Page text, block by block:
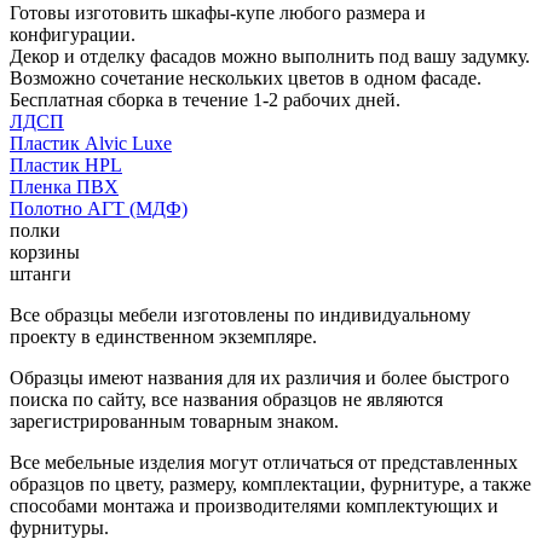
Готовы изготовить шкафы-купе любого размера и
конфигурации.
Декор и отделку фасадов можно выполнить под вашу задумку.
Возможно сочетание нескольких цветов в одном фасаде.
Бесплатная сборка в течение 1-2 рабочих дней.
ЛДСП
Пластик Alvic Luxe
Пластик HPL
Пленка ПВХ
Полотно АГТ (МДФ)
полки
корзины
штанги
Все образцы мебели изготовлены по индивидуальному
проекту в единственном экземпляре.
Образцы имеют названия для их различия и более быстрого
поиска по сайту, все названия образцов не являются
зарегистрированным товарным знаком.
Все мебельные изделия могут отличаться от представленных
образцов по цвету, размеру, комплектации, фурнитуре, а также
способами монтажа и производителями комплектующих и
фурнитуры.